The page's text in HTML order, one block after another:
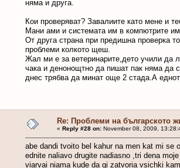
няма и друга.
Кои проверяват? Завалиите като мене и
Мани ами и системата им в компютрите
От друга страна при предишна проверка
проблеми колкото щеш.
Жал ми е за ветеринарите,дето учили да
чака и денонощтно да пишат пак няма да
днес трябва да минат още 2 стада.А
Re: Проблеми на българското
« Reply #28 on:November 08, 2009,
abe dandi tvoito bel kahur na men kat mi se
ednite naliavo drugite nadiasno ,tri dena
viarvai niama kude da gi zatvoria vsichki